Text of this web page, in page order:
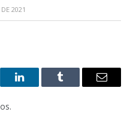
2021
LinkedInTumblr
E-